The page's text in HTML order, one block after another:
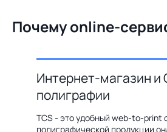
Почему online-
Интернет-магазин и
полиграфии
TCS - это удобный web-to-print
полиграфической продукции